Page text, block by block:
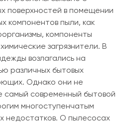
поверхностей в помещении
компонентов пыли, как
компоненты
загрязнители. В
возлагались на
различных бытовых
Однако они не
самый современный бытовой
многоступенчатым
недостатков. О пылесосах